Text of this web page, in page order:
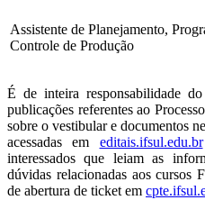
Assistente de Planejamento,
Controle de Produção
É de inteira responsabilidade
publicações referentes ao
sobre o vestibular e documentos
acessadas em editais.ifsul.edu.br
interessados que leiam as
dúvidas relacionadas aos cursos
de abertura de ticket em